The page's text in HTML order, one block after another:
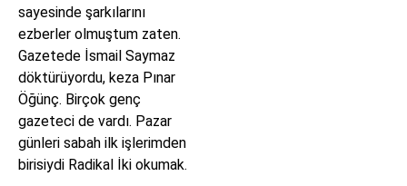
sayesinde şarkılarını
ezberler olmuştum zaten.
Gazetede İsmail Saymaz
döktürüyordu, keza Pınar
Öğünç. Birçok genç
gazeteci de vardı. Pazar
günleri sabah ilk işlerimden
birisiydi Radikal İki okumak.